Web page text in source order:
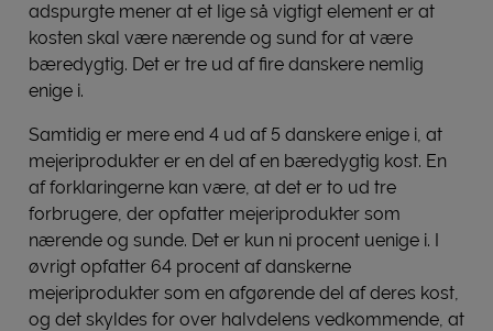
adspurgte mener at et lige så vigtigt element er at
kosten skal være nærende og sund for at være
bæredygtig. Det er tre ud af fire danskere nemlig
enige i.
Samtidig er mere end 4 ud af 5 danskere enige i, at
mejeriprodukter er en del af en bæredygtig kost. En
af forklaringerne kan være, at det er to ud tre
forbrugere, der opfatter mejeriprodukter som
nærende og sunde. Det er kun ni procent uenige i. I
øvrigt opfatter 64 procent af danskerne
mejeriprodukter som en afgørende del af deres kost,
og det skyldes for over halvdelens vedkommende, at